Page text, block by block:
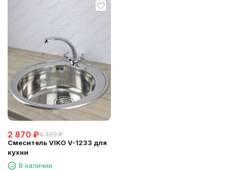
2 870 ₽6 320 ₽
Смеситель VIKO V-1233 для
кухни
В наличии